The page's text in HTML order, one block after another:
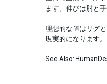
ます。伸びは肘と
理想的な値はリグ
現実的になります。
See Also: